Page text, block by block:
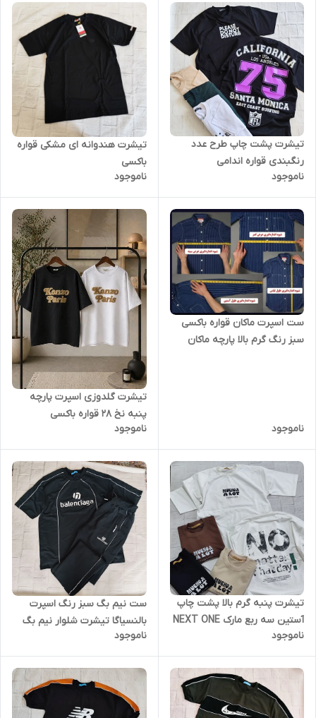
تیشرت پشت چاپ طرح عدد
رنگبندی قواره اندامی
ناموجود
تیشرت هندوانه ای مشکی قواره
باکسی
ناموجود
ست اسپرت ماکان قواره باکسی
سبز رنگ گرم بالا پارچه ماکان
ناموجود
تیشرت گلدوزی اسپرت پارچه
پنبه نخ 28 قواره باکسی
ناموجود
تیشرت پنبه گرم بالا پشت چاپ
آستین سه ربع مارک NEXT ONE
ناموجود
ست نیم بگ سبز رنگ اسپرت
بالنسیاگا تیشرت شلوار نیم بگ
پارچه گلکسی اعلا
ناموجود